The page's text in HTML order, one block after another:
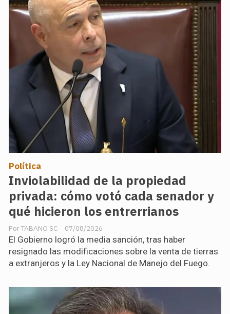
Inviolabilidad de la propiedad
privada: cómo votó cada senador y
qué hicieron los entrerrianos
TABANO SC
Política
07/08/2026
El Gobierno logró la media sanción, tras haber
resignado las modificaciones sobre la venta de tierras
a extranjeros y la Ley Nacional de Manejo del Fuego.